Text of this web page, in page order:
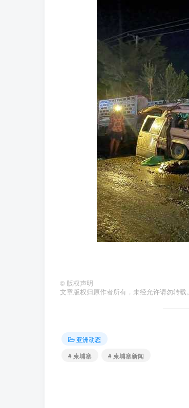
© 版权声明
文章版权归原作者所有，未经允许请勿转载。
亚洲动态
# 柬埔寨
# 柬埔寨新闻